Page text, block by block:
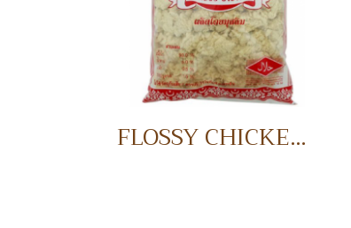
FLOSSY CHICKEN 1 KG. ไก่หยอง